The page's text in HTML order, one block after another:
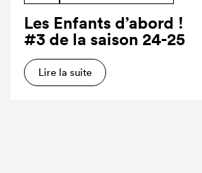
Les Enfants d’abord !
#3 de la saison 24-25
Lire la suite